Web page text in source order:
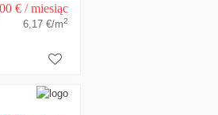
€/ miesiąc
6,17 €/m2